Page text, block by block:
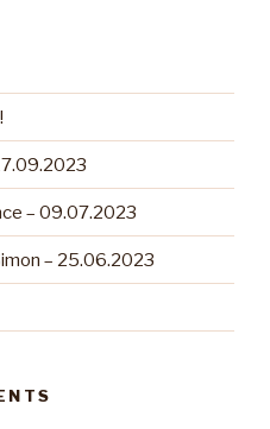
– 09.07.2023
– 25.06.2023